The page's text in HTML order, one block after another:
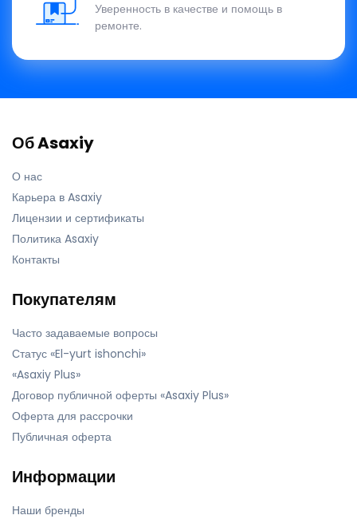
Уверенность в качестве и помощь в
ремонте.
Об Asaxiy
О нас
Карьера в Asaxiy
Лицензии и сертификаты
Политика Asaxiy
Контакты
Покупателям
Часто задаваемые вопросы
Статус «El-yurt ishonchi»
«Asaxiy Plus»
Договор публичной оферты «Asaxiy Plus»
Оферта для рассрочки
Публичная оферта
Информации
Наши бренды